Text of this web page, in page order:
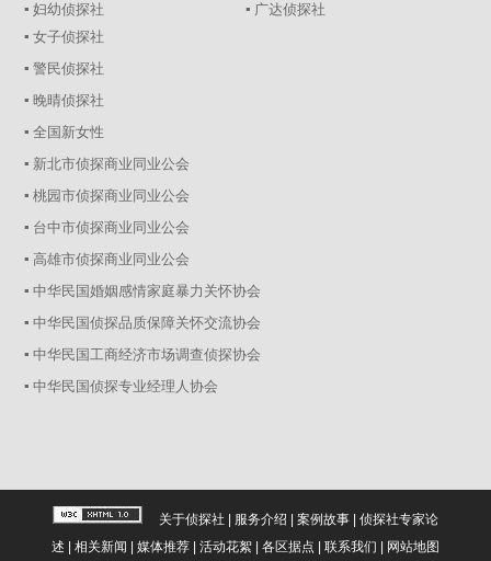
▪ 妇幼侦探社
▪ 广达侦探社
▪ 女子侦探社
▪ 警民侦探社
▪ 晚晴侦探社
▪ 全国新女性
▪ 新北市侦探商业同业公会
▪ 桃园市侦探商业同业公会
▪ 台中市侦探商业同业公会
▪ 高雄市侦探商业同业公会
▪ 中华民国婚姻感情家庭暴力关怀协会
▪ 中华民国侦探品质保障关怀交流协会
▪ 中华民国工商经济市场调查侦探协会
▪ 中华民国侦探专业经理人协会
关于侦探社 服务介绍 案例故事| 侦探社专家论
述
相关新闻 媒体推荐| 活动花絮| 各区据点 联系我们 网站地图